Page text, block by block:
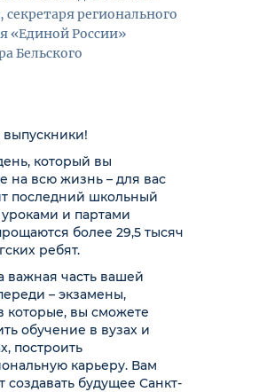
секретаря регионального
«Единой России»
Бельского
который вы
на всю жизнь – для вас
последний школьный
и партами
более 29,5 тысяч
ребят.
важная часть вашей
– экзамены,
которые, вы сможете
обучение в вузах и
построить
карьеру. Вам
создавать будущее Санкт-